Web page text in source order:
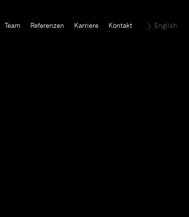
Team Referenzen Karriere Kontakt English